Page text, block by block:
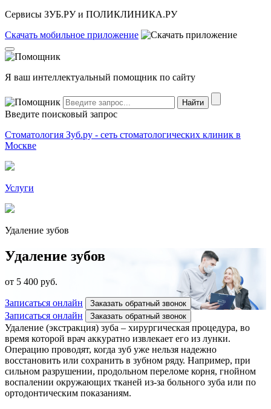
Сервисы ЗУБ.РУ и ПОЛИКЛИНИКА.РУ
Скачать мобильное приложение
Я ваш интеллектуальный помощник по сайту
Введите поисковый запрос
Стоматология Зуб.ру - сеть стоматологических клиник в
Москве
Услуги
Удаление зубов
Удаление зубов
от 5 400 руб.
Записаться онлайн Заказать обратный звонок
Записаться онлайн Заказать обратный звонок
Удаление (экстракция) зуба – хирургическая процедура, во
время которой врач аккуратно извлекает его из лунки.
Операцию проводят, когда зуб уже нельзя надежно
восстановить или сохранить в зубном ряду. Например, при
сильном разрушении, продольном переломе корня, гнойном
воспалении окружающих тканей из-за больного зуба или по
ортодонтическим показаниям.